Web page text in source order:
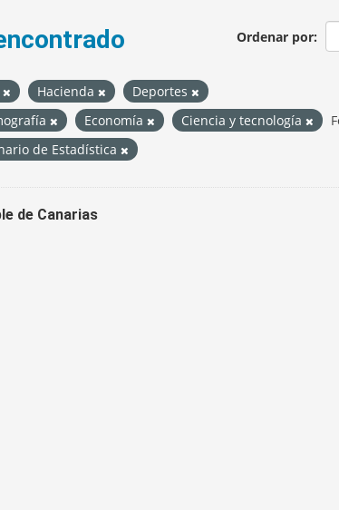
Ordenar por
Hacienda
Deportes
Economía Ciencia y tecnología
de Estadística
de Canarias